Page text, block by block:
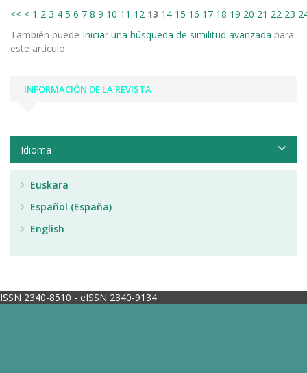
<< < 1 2 3 4 5 6 7 8 9 10 11 12 13 14 15 16 17 18 19 20 21 22 23
También puede Iniciar una búsqueda de similitud avanzada para
este artículo.
INFORMACIÓN DE LA REVISTA
Idioma
Euskara
Español (España)
English
ISSN 2340-8510 - eISSN 2340-9134